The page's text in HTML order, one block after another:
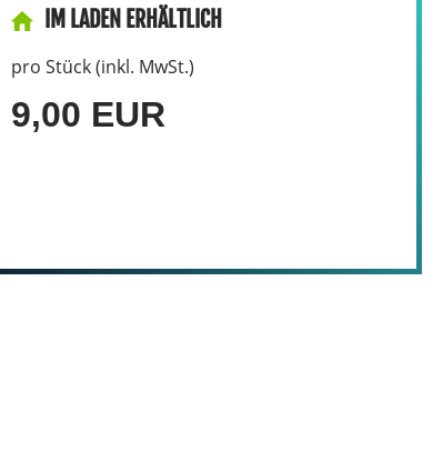
IM LADEN ERHÄLTLICH
pro Stück (inkl. MwSt.)
9,00 EUR